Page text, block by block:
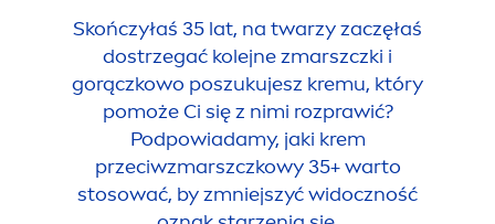
Skończyłaś 35 lat, na twarzy zaczęłaś
dostrzegać kolejne zmarszczki i
gorączkowo poszukujesz kremu, który
pomoże Ci się z nimi rozprawić?
Podpowiadamy, jaki krem
przeciwzmarszczkowy 35+ warto
stosować, by zmniejszyć widoczność